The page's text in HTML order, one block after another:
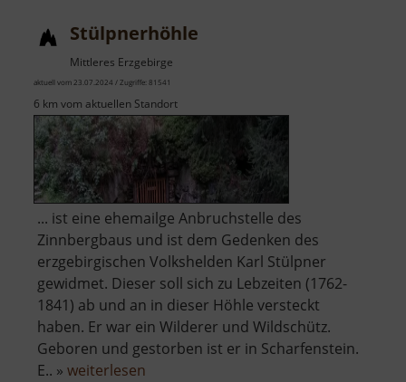
Stülpnerhöhle
Mittleres Erzgebirge
aktuell vom 23.07.2024 / Zugriffe: 81541
6 km vom aktuellen Standort
... ist eine ehemailge Anbruchstelle des
Zinnbergbaus und ist dem Gedenken des
erzgebirgischen Volkshelden Karl Stülpner
gewidmet. Dieser soll sich zu Lebzeiten (1762-
1841) ab und an in dieser Höhle versteckt
haben. Er war ein Wilderer und Wildschütz.
Geboren und gestorben ist er in Scharfenstein.
E.. » weiterlesen